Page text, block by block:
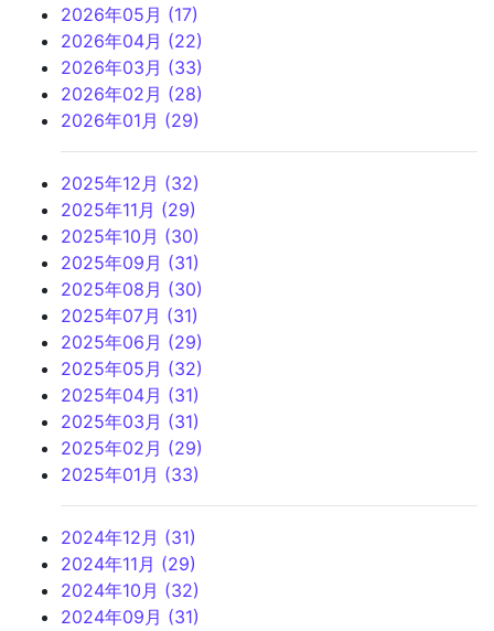
2026年05月 (17)
2026年04月 (22)
2026年03月 (33)
2026年02月 (28)
2026年01月 (29)
2025年12月 (32)
2025年11月 (29)
2025年10月 (30)
2025年09月 (31)
2025年08月 (30)
2025年07月 (31)
2025年06月 (29)
2025年05月 (32)
2025年04月 (31)
2025年03月 (31)
2025年02月 (29)
2025年01月 (33)
2024年12月 (31)
2024年11月 (29)
2024年10月 (32)
2024年09月 (31)